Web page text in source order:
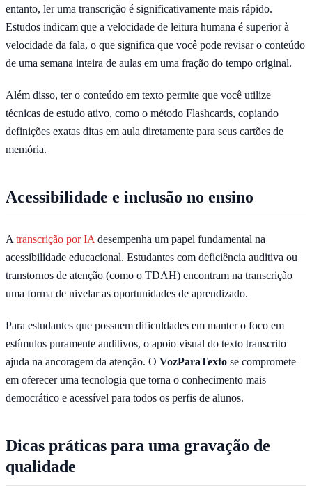
entanto, ler uma transcrição é significativamente mais rápido.
Estudos indicam que a velocidade de leitura humana é superior à
velocidade da fala, o que significa que você pode revisar o conteúdo
de uma semana inteira de aulas em uma fração do tempo original.
Além disso, ter o conteúdo em texto permite que você utilize
técnicas de estudo ativo, como o método Flashcards, copiando
definições exatas ditas em aula diretamente para seus cartões de
memória.
Acessibilidade e inclusão no ensino
A transcrição por IA desempenha um papel fundamental na
acessibilidade educacional. Estudantes com deficiência auditiva ou
transtornos de atenção (como o TDAH) encontram na transcrição
uma forma de nivelar as oportunidades de aprendizado.
Para estudantes que possuem dificuldades em manter o foco em
estímulos puramente auditivos, o apoio visual do texto transcrito
ajuda na ancoragem da atenção. O VozParaTexto se compromete
em oferecer uma tecnologia que torna o conhecimento mais
democrático e acessível para todos os perfis de alunos.
Dicas práticas para uma gravação de
qualidade